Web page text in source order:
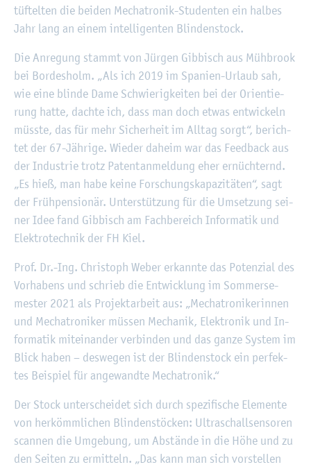
tüf­tel­ten die bei­den Me­cha­tro­nik-Stu­den­ten ein hal­bes
Jahr lang an einem in­tel­li­gen­ten Blin­den­stock.
Die An­re­gung stammt von Jür­gen Gib­bisch aus Müh­brook
bei Bor­des­holm. „Als ich 2019 im Spa­ni­en-Ur­laub sah,
wie eine blin­de Dame Schwie­rig­kei­ten bei der Ori­en­tie­
rung hatte, dach­te ich, dass man doch etwas ent­wi­ckeln
müss­te, das für mehr Si­cher­heit im All­tag sorgt“, be­rich­
tet der 67-Jäh­ri­ge. Wie­der da­heim war das Feed­back aus
der In­dus­trie trotz Pa­tent­an­mel­dung eher er­nüch­ternd.
„Es hieß, man habe keine For­schungs­ka­pa­zi­tä­ten“, sagt
der Früh­pen­sio­när. Un­ter­stüt­zung für die Um­set­zung sei­
ner Idee fand Gib­bisch am Fach­be­reich In­for­ma­tik und
Elek­tro­tech­nik der FH Kiel.
Prof. Dr.-Ing. Chris­toph Weber er­kann­te das Po­ten­zi­al des
Vor­ha­bens und schrieb die Ent­wick­lung im Som­mer­se­
mes­ter 2021 als Pro­jekt­ar­beit aus: „Me­cha­tro­ni­ke­rin­nen
und Me­cha­tro­ni­ker müs­sen Me­cha­nik, Elek­tro­nik und In­
for­ma­tik mit­ein­an­der ver­bin­den und das ganze Sys­tem im
Blick haben – des­we­gen ist der Blin­den­stock ein per­fek­
tes Bei­spiel für an­ge­wand­te Me­cha­tro­nik.“
Der Stock un­ter­schei­det sich durch spe­zi­fi­sche Ele­men­te
von her­kömm­li­chen Blin­den­stö­cken: Ul­tra­schall­sen­so­ren
scan­nen die Um­ge­bung, um Ab­stän­de in die Höhe und zu
den Sei­ten zu er­mit­teln. „Das kann man sich vor­stel­len